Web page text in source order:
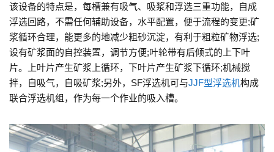
该设备的特点是，每槽兼有吸气、吸浆和浮选三重功能，自成
浮选回路，不需任何辅助设备，水平配置，便于流程的变更;矿
浆循环合理，能更多的地减少粗砂沉淀，有利于粗粒矿物浮选;
设有矿浆面的自控装置，调节方便;叶轮带有后倾式的上下叶
片。上叶片产生矿浆上循环，下叶片产生矿浆下循环;机械搅
拌，自吸气，自吸矿浆;另外，SF浮选机可与JJF型浮选机构成
联合浮选机组，作为每一个作业的吸入槽。